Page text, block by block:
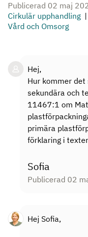
Publicerad 02 maj
Cirkulär upphandling
Vård och Omsorg
Hej,
Hur kommer
sekundära och
11467:1 om
primära
förklaring i
Sofia
Publicerad 02
Hej Sofia,